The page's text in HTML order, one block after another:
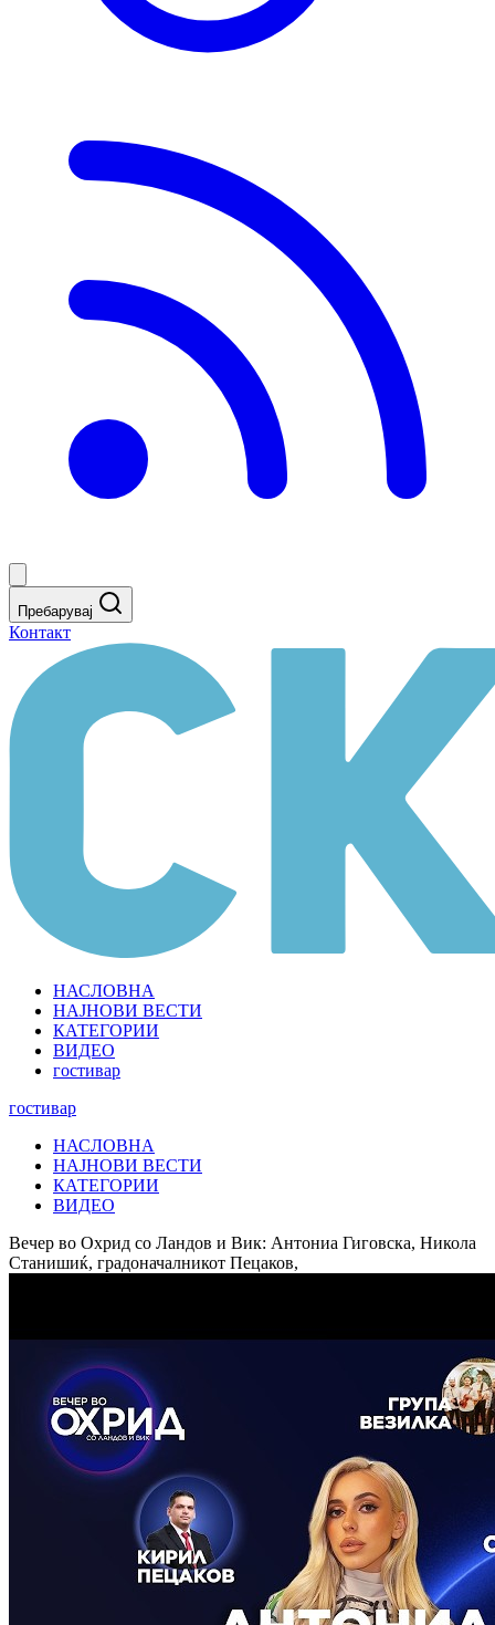
Пребарувај
Контакт
НАСЛОВНА
НАЈНОВИ ВЕСТИ
КАТЕГОРИИ
ВИДЕО
гостивар
гостивар
НАСЛОВНА
НАЈНОВИ ВЕСТИ
КАТЕГОРИИ
ВИДЕО
Вечер во Охрид со Ландов и Вик: Антониа Гиговска, Никола
Станишиќ, градоначалникот Пецаков,